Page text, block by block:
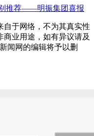
别推荐——明振集团喜报
自于网络，不为其真实性
业用途，如有异议请及
闻网的编辑将予以删